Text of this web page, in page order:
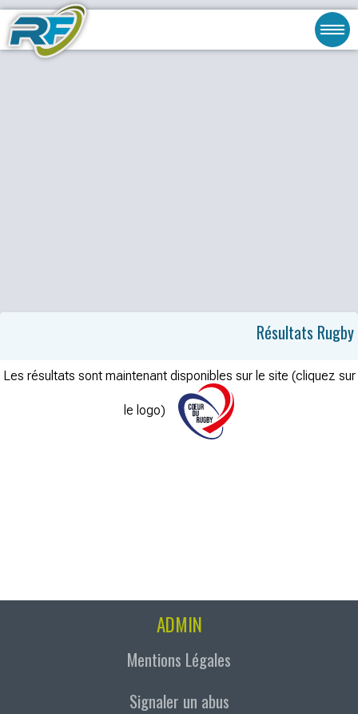
Résultats Rugby
Les résultats sont maintenant disponibles sur le site (cliquez sur
le logo)
ADMIN
Mentions Légales
Signaler un abus